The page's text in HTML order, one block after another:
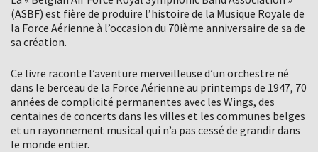
(ASBF) est fière de produire l’histoire de la Musique Royale de
la Force Aérienne à l’occasion du 70ième anniversaire de sa de
sa création.
Ce livre raconte l’aventure merveilleuse d’un orchestre né
dans le berceau de la Force Aérienne au printemps de 1947, 70
années de complicité permanentes avec les Wings, des
centaines de concerts dans les villes et les communes belges
et un rayonnement musical qui n’a pas cessé de grandir dans
le monde entier.